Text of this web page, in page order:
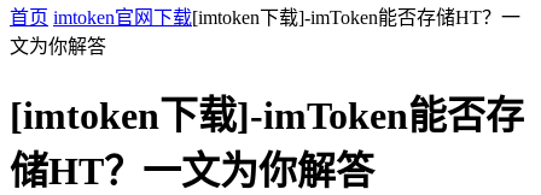
首页 imtoken官网下载[imtoken下载]-imToken能否存储HT？一
文为你解答
[imtoken下载]-imToken能否存
储HT？一文为你解答